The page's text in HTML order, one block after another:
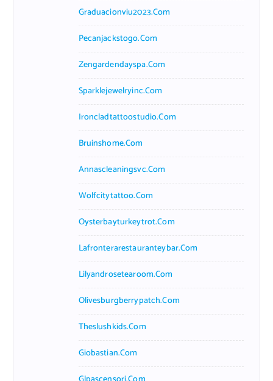
Graduacionviu2023.com
Pecanjackstogo.com
Zengardendayspa.com
Sparklejewelryinc.com
Ironcladtattoostudio.com
Bruinshome.com
Annascleaningsvc.com
Wolfcitytattoo.com
Oysterbayturkeytrot.com
Lafronterarestauranteybar.com
Lilyandrosetearoom.com
Olivesburgberrypatch.com
Theslushkids.com
Giobastian.com